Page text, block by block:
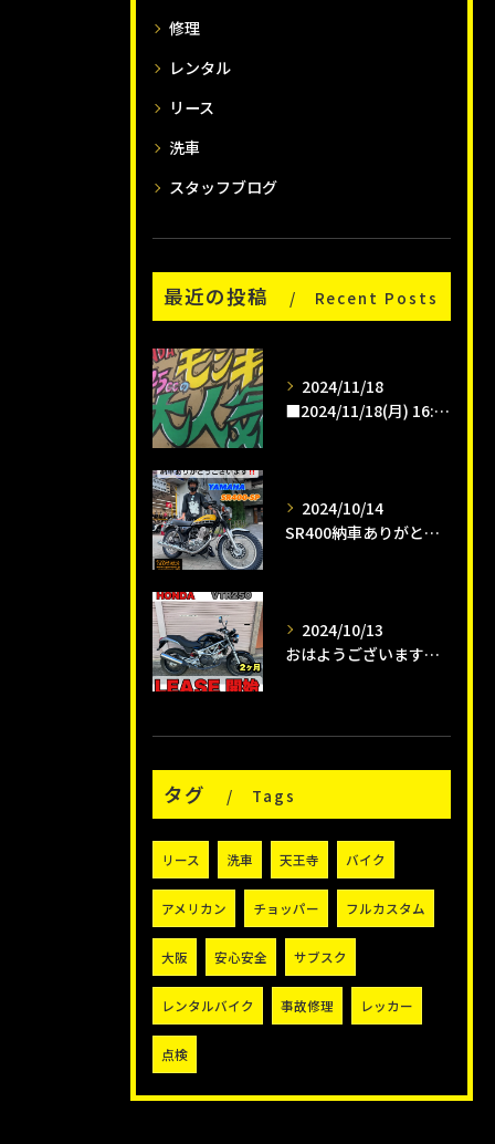
修理
レンタル
リース
洗車
スタッフブログ
最近の投稿 Recent Posts
2024/11/18
■2024/11/18(月) 16:00pm
2024/10/14
SR400納車ありがとうございます😊
2024/10/13
おはようございます😊タイガーオートインスタクラブです🛵
タグ Tags
リース 洗車 天王寺 バイク
アメリカン チョッパー フルカスタム
大阪 安心安全 サブスク
レンタルバイク 事故修理 レッカー
点検